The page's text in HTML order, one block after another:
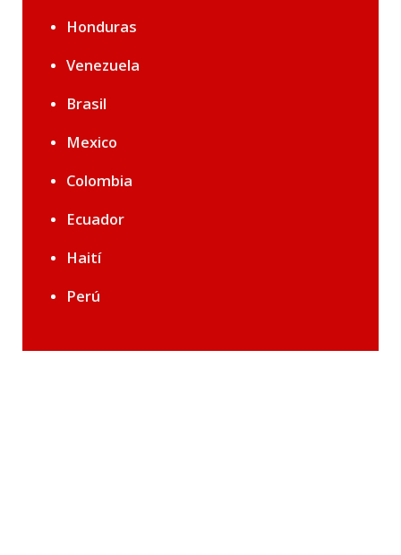
Honduras
Venezuela
Brasil
Mexico
Colombia
Ecuador
Haití
Perú